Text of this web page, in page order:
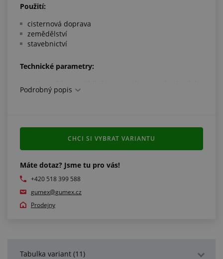
Použití:
cisternová doprava
zemědělství
stavebnictví
Technické parametry:
se stejným DN
Splňuje normy:
MIL A-A-59326A
Podrobný popis
Máte dotaz? Jsme tu pro vás!
+420 518 399 588
gumex@gumex.cz
Prodejny
CHCI SI VYBRAT VARIANTU
Tabulka variant (11)